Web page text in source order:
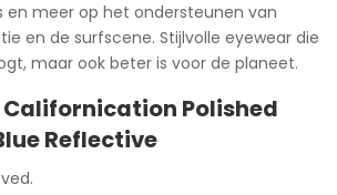
en meer op het ondersteunen van
en de surfscene. Stijlvolle eyewear die
maar ook beter is voor de planeet.
Polished
Reflective